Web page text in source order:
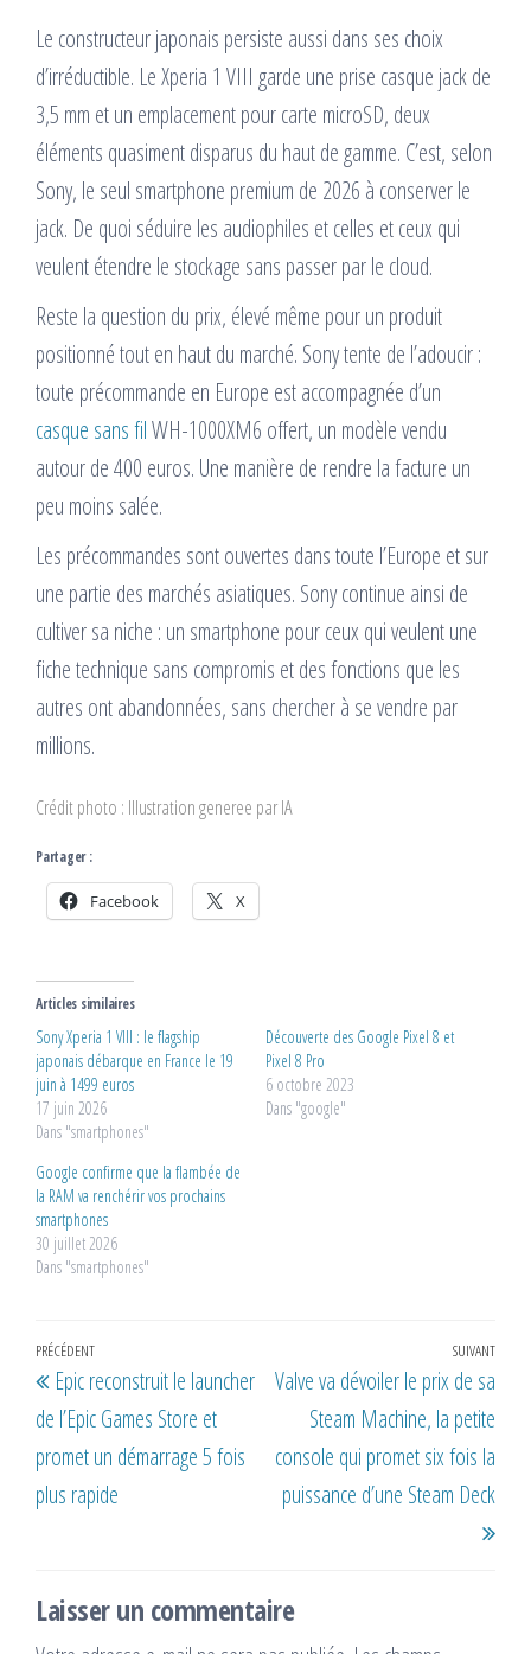
Le constructeur japonais persiste aussi dans ses choix
d’irréductible. Le Xperia 1 VIII garde une prise casque jack de
3,5 mm et un emplacement pour carte microSD, deux
éléments quasiment disparus du haut de gamme. C’est, selon
Sony, le seul smartphone premium de 2026 à conserver le
jack. De quoi séduire les audiophiles et celles et ceux qui
veulent étendre le stockage sans passer par le cloud.
Reste la question du prix, élevé même pour un produit
positionné tout en haut du marché. Sony tente de l’adoucir :
toute précommande en Europe est accompagnée d’un
casque sans filWH-1000XM6 offert, un modèle vendu
autour de 400 euros. Une manière de rendre la facture un
peu moins salée.
Les précommandes sont ouvertes dans toute l’Europe et sur
une partie des marchés asiatiques. Sony continue ainsi de
cultiver sa niche : un smartphone pour ceux qui veulent une
fiche technique sans compromis et des fonctions que les
autres ont abandonnées, sans chercher à se vendre par
millions.
Crédit photo : Illustration generee par IA
Partager :
Facebook X
Articles similaires
Sony Xperia 1 VIII : le flagship
japonais débarque en France le 19
juin à 1499 euros
17 juin 2026
Dans "smartphones"
Découverte des Google Pixel 8 et
Pixel 8 Pro
6 octobre 2023
Dans "google"
Google confirme que la flambée de
la RAM va renchérir vos prochains
smartphones
30 juillet 2026
Dans "smartphones"
Navigation
de
l’article
Article
précédent
PRÉCÉDENT
Epic reconstruit le launcher
de l’Epic Games Store et
promet un démarrage 5 fois
plus rapide
SUIVANT
Valve va dévoiler le prix de sa
Steam Machine, la petite
console qui promet six fois la
puissance d’une Steam Deck
Laisser un commentaire